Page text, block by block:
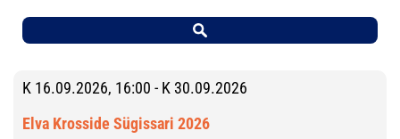
K 16.09.2026, 16:00 - K 30.09.2026
Elva Krosside Sügissari 2026